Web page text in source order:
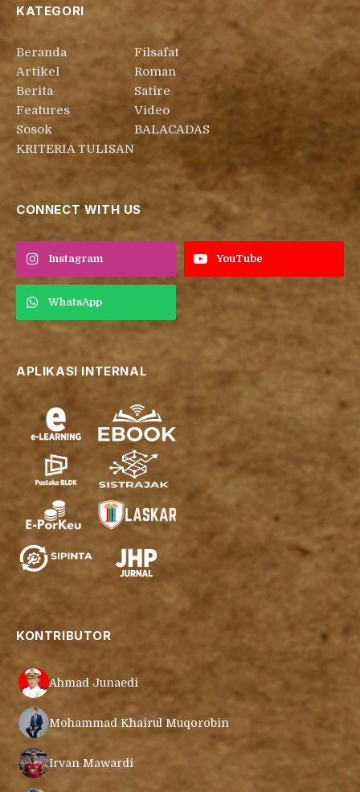
KATEGORI
Beranda
Artikel
Berita
Features
Sosok
KRITERIA TULISAN
Filsafat
Roman
Satire
Video
BALACADAS
CONNECT WITH US
Instagram YouTube
WhatsApp
APLIKASI INTERNAL
KONTRIBUTOR
Ahmad Junaedi
Mohammad Khairul Muqorobin
Irvan Mawardi